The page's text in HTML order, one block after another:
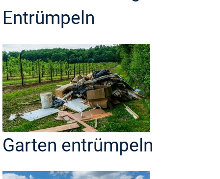
Entrümpeln
Garten entrümpeln